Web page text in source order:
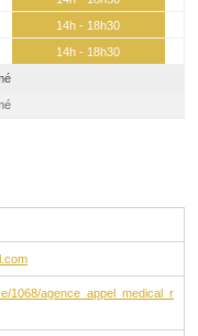
14h - 18h30
14h - 18h30
1068/agence_appel_medical_r